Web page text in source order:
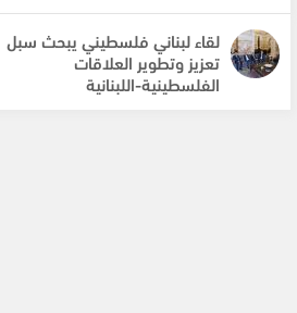
لقاء لبناني فلسطيني يبحث سبل
تعزيز وتطوير العلاقات
الفلسطينية-اللبنانية